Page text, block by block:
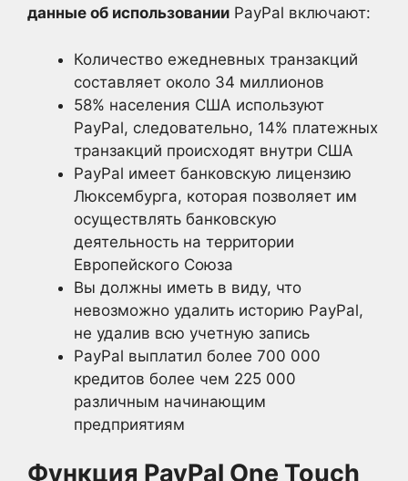
данные об использовании PayPal включают:
Количество ежедневных транзакций
составляет около 34 миллионов
58% населения США используют
PayPal, следовательно, 14% платежных
транзакций происходят внутри США
PayPal имеет банковскую лицензию
Люксембурга, которая позволяет им
осуществлять банковскую
деятельность на территории
Европейского Союза
Вы должны иметь в виду, что
невозможно удалить историю PayPal,
не удалив всю учетную запись
PayPal выплатил более 700 000
кредитов более чем 225 000
различным начинающим
предприятиям
Функция PayPal One Touch